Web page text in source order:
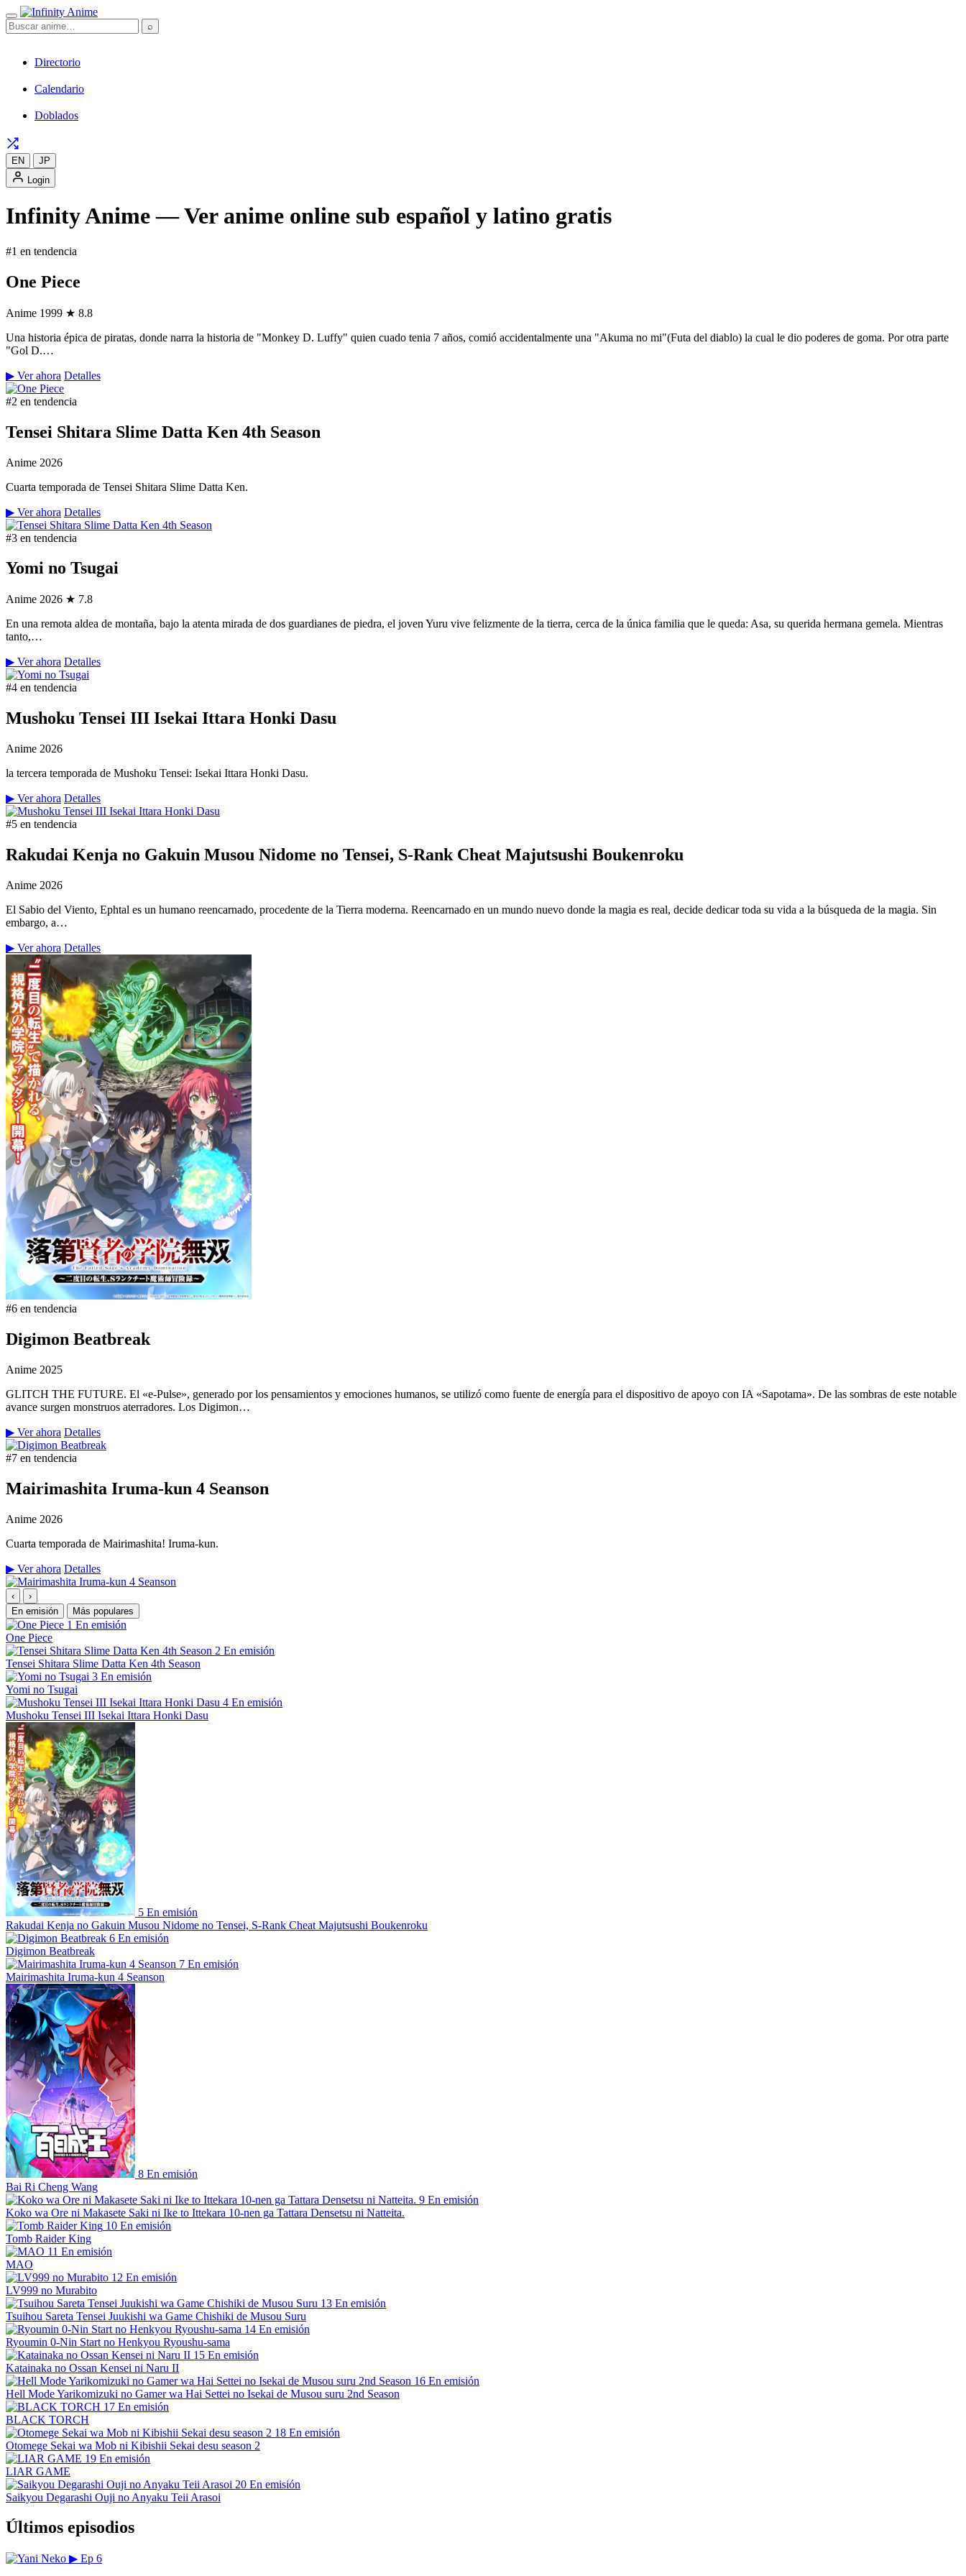
⌕
Directorio
Calendario
Doblados
EN
JP
Login
Infinity Anime — Ver anime online sub español y latino gratis
#1 en tendencia
One Piece
Anime 1999 ★ 8.8
Una historia épica de piratas, donde narra la historia de "Monkey D. Luffy" quien cuado tenia 7 años, comió accidentalmente una "Akuma no mi"(Futa del diablo) la cual le dio poderes de goma. Por otra parte
"Gol D.…
▶ Ver ahora Detalles
#2 en tendencia
Tensei Shitara Slime Datta Ken 4th Season
Anime 2026
Cuarta temporada de Tensei Shitara Slime Datta Ken.
▶ Ver ahora Detalles
#3 en tendencia
Yomi no Tsugai
Anime 2026 ★ 7.8
En una remota aldea de montaña, bajo la atenta mirada de dos guardianes de piedra, el joven Yuru vive felizmente de la tierra, cerca de la única familia que le queda: Asa, su querida hermana gemela. Mientras
tanto,…
▶ Ver ahora Detalles
#4 en tendencia
Mushoku Tensei III Isekai Ittara Honki Dasu
Anime 2026
la tercera temporada de Mushoku Tensei: Isekai Ittara Honki Dasu.
▶ Ver ahora Detalles
#5 en tendencia
Rakudai Kenja no Gakuin Musou Nidome no Tensei, S-Rank Cheat Majutsushi Boukenroku
Anime 2026
El Sabio del Viento, Ephtal es un humano reencarnado, procedente de la Tierra moderna. Reencarnado en un mundo nuevo donde la magia es real, decide dedicar toda su vida a la búsqueda de la magia. Sin
embargo, a…
▶ Ver ahora Detalles
#6 en tendencia
Digimon Beatbreak
Anime 2025
GLITCH THE FUTURE. El «e-Pulse», generado por los pensamientos y emociones humanos, se utilizó como fuente de energía para el dispositivo de apoyo con IA «Sapotama». De las sombras de este notable
avance surgen monstruos aterradores. Los Digimon…
▶ Ver ahora Detalles
#7 en tendencia
Mairimashita Iruma-kun 4 Seanson
Anime 2026
Cuarta temporada de Mairimashita! Iruma-kun.
▶ Ver ahora Detalles
‹
›
En emisión
Más populares
1 En emisión
One Piece
2 En emisión
Tensei Shitara Slime Datta Ken 4th Season
3 En emisión
Yomi no Tsugai
4 En emisión
Mushoku Tensei III Isekai Ittara Honki Dasu
5 En emisión
Rakudai Kenja no Gakuin Musou Nidome no Tensei, S-Rank Cheat Majutsushi Boukenroku
6 En emisión
Digimon Beatbreak
7 En emisión
Mairimashita Iruma-kun 4 Seanson
8 En emisión
Bai Ri Cheng Wang
9 En emisión
Koko wa Ore ni Makasete Saki ni Ike to Ittekara 10-nen ga Tattara Densetsu ni Natteita.
10 En emisión
Tomb Raider King
11 En emisión
MAO
12 En emisión
LV999 no Murabito
13 En emisión
Tsuihou Sareta Tensei Juukishi wa Game Chishiki de Musou Suru
14 En emisión
Ryoumin 0-Nin Start no Henkyou Ryoushu-sama
15 En emisión
Katainaka no Ossan Kensei ni Naru II
16 En emisión
Hell Mode Yarikomizuki no Gamer wa Hai Settei no Isekai de Musou suru 2nd Season
17 En emisión
BLACK TORCH
18 En emisión
Otomege Sekai wa Mob ni Kibishii Sekai desu season 2
19 En emisión
LIAR GAME
20 En emisión
Saikyou Degarashi Ouji no Anyaku Teii Arasoi
Últimos episodios
▶ Ep 6